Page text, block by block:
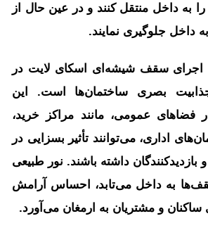
به داخل منتقل کنند و در عین حال از
داخل جلوگیری نمایند.
اجرای سقف شیشه‌ای اسکای لایت در
بصری ساختمان‌ها است. این
عمومی، مانند مراکز خرید،
اداری، می‌توانند تأثیر بسزایی در
داشته باشند. نور طبیعی
به داخل می‌تابد، احساس آرامش
ساکنان و مشتریان به ارمغان می‌آورد.